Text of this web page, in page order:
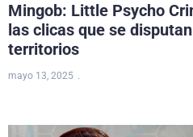
Mingob: Little Psycho
las clicas que se
territorios
mayo 13, 2025